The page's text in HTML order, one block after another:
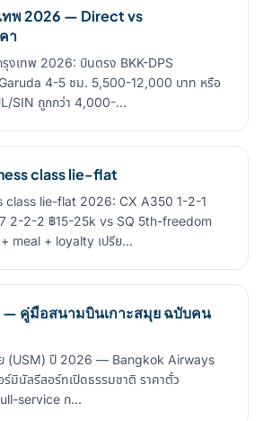
ทพ 2026 — Direct vs
า
รุงเทพ 2026: บินตรง BKK-DPS
4-5 ชม. 5,500-12,000 บาท หรือ
SIN ถูกกว่า 4,000-…
class lie-flat
class lie-flat 2026: CX A350 1-2-1
2-2-2 ฿15-25k vs SQ 5th-freedom
meal + loyalty เปรีย…
— คู่มือสนามบินเกาะสมุย ฉบับคน
ย (USM) ปี 2026 — Bangkok Airways
มินัลรีสอร์ทเปิดธรรมชาติ ราคาตั๋ว
service ก…